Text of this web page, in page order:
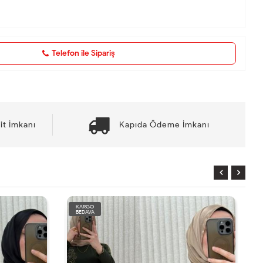
Telefon ile Sipariş
İmkanı Kapıda Ödeme İmkanı
KARGO
BEDAVA